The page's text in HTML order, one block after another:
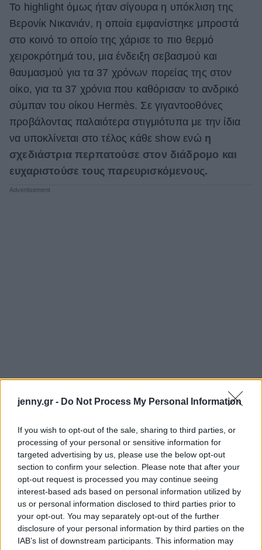
jenny.gr - Do Not Process My Personal Information
If you wish to opt-out of the sale, sharing to third parties, or
processing of your personal or sensitive information for
targeted advertising by us, please use the below opt-out
section to confirm your selection. Please note that after your
opt-out request is processed you may continue seeing
interest-based ads based on personal information utilized by
us or personal information disclosed to third parties prior to
your opt-out. You may separately opt-out of the further
disclosure of your personal information by third parties on the
IAB’s list of downstream participants. This information may
Το highlight όμως ήταν σίγουρα η υπόκλιση της
Βερονίκ Νικανιάν, η οποία εμφανίστηκε μπροστά
στο κοινό το οποίο της χάρισε το πιο θερμό
χειροκρότημά του, μια ένδειξη σεβασμού και
θαυμασμού για τα 37 χρόνων πορείας της στον
οίκο, για τα 37 χρόνια που καθόρισαν το ανδρικό
σύμπαν του οίκου Hermès. Σε γιγαντοοθόνες
προβάλοντας παλαιότερα στιγμιότυπα με την ίδια
να υποκλίνεται στο τέλος κάθε show ενώ η
σχεδιάστρια περπατούσε στον διάδρομο και
ευχαριστούσε τους παρευρισκόμενους.